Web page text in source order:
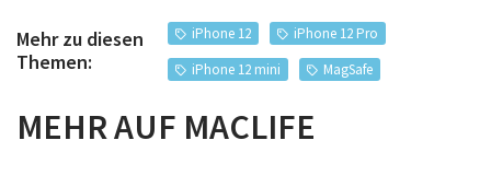
Mehr zu diesen
Themen:
iPhone 12
iPhone 12 Pro
iPhone 12 mini
MagSafe
MEHR AUF MACLIFE